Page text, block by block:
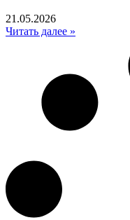
21.05.2026
Читать далее »